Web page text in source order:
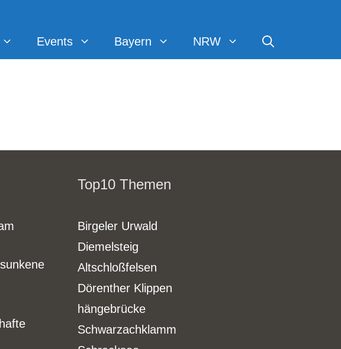
Events Bayern NRW
Top10 Themen
Birgeler Urwald
Diemelsteig
Altschloßfelsen
Dörenther Klippen
hängebrücke
Schwarzachklamm